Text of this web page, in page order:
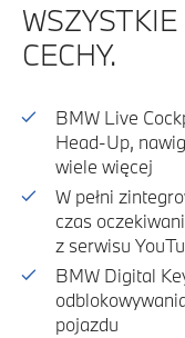
CECHY.
BMW Live
Head-Up,
wiele więcej
W pełni
czas
z serwisu
BMW Digital
pojazdu